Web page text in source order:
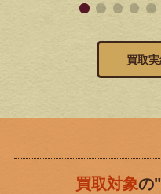
買取
買取対象の